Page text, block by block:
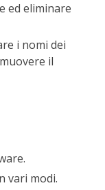
ed eliminare
i nomi dei
il
vari modi.